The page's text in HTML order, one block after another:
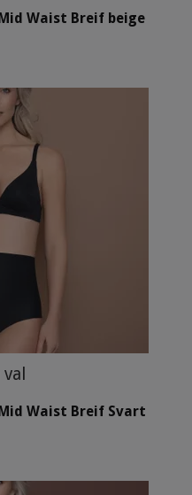
Waist Breif beige
Waist Breif Svart